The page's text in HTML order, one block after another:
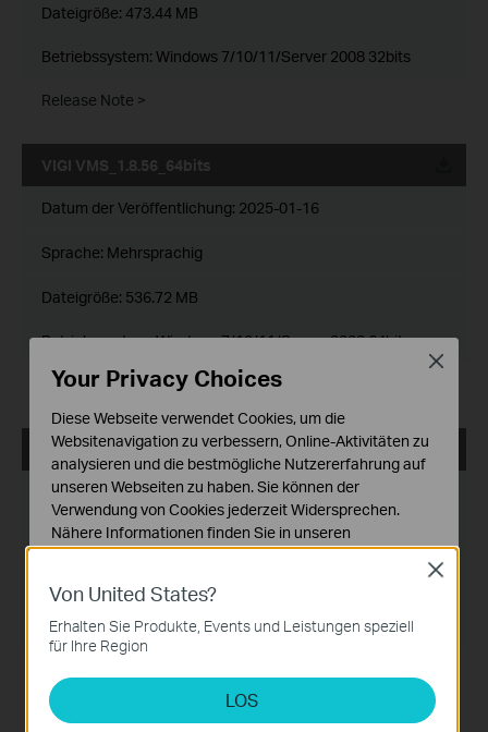
Dateigröße: 473.44 MB
Betriebssystem: Windows 7/10/11/Server 2008 32bits
Release Note >
VIGI VMS_1.8.56_64bits
Datum der Veröffentlichung: 2025-01-16
Sprache: Mehrsprachig
Dateigröße: 536.72 MB
Betriebssystem: Windows 7/10/11/Server 2008 64bits
Release Note >
VIGI VMS_1.7.24_32bits
Datum der Veröffentlichung:2024-11-28
Sprache: Mehrsprachig
Betriebssystem: Windows 7/10/11/Server 2008 32bits
Neue Funktionen und Verbesserungen:
1. Optimiertes Wiedergabemodul.
2. Unterstützung für benutzerdefinierte
Von United States?
Erhalten Sie Produkte, Events und Leistungen speziell
für Ihre Region
LOS
Close
Your Privacy Choices
Diese Webseite verwendet Cookies, um die
Websitenavigation zu verbessern, Online-Aktivitäten zu
analysieren und die bestmögliche Nutzererfahrung auf
unseren Webseiten zu haben. Sie können der
Verwendung von Cookies jederzeit Widersprechen.
Nähere Informationen finden Sie in unseren
Datenschutzhinweisen.
Notwendige Cookies
Diese Cookies sind zur Funktion der Website
erforderlich und können in Ihren Systemen nicht
Analyse- und Marketing-Cookies
Analyse-Cookies ermöglichen es uns, Ihre Aktivitäten
Close